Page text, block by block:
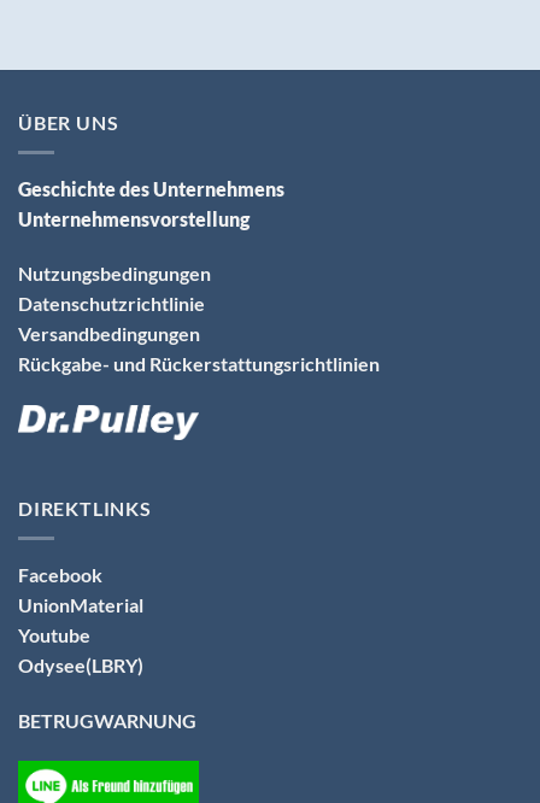
ÜBER UNS
Geschichte des Unternehmens
Unternehmensvorstellung
Nutzungsbedingungen
Datenschutzrichtlinie
Versandbedingungen
Rückgabe- und Rückerstattungsrichtlinien
DIREKTLINKS
Facebook
UnionMaterial
Youtube
Odysee(LBRY)
BETRUGWARNUNG